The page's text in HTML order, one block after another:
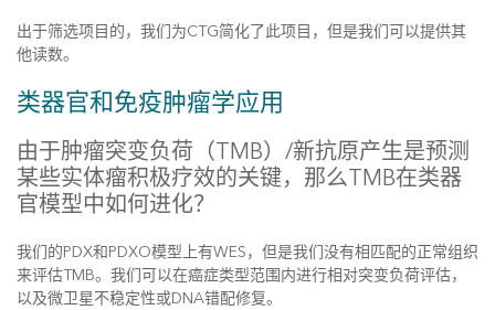
出于筛选项目的，我们为CTG简化了此项目，但是我们可以提供其
他读数。
类器官和免疫肿瘤学应用
由于肿瘤突变负荷（TMB）/新抗原产生是预测
某些实体瘤积极疗效的关键，那么TMB在类器
官模型中如何进化？
我们的PDX和PDXO模型上有WES，但是我们没有相匹配的正常组织
来评估TMB。我们可以在癌症类型范围内进行相对突变负荷评估，
以及微卫星不稳定性或DNA错配修复。